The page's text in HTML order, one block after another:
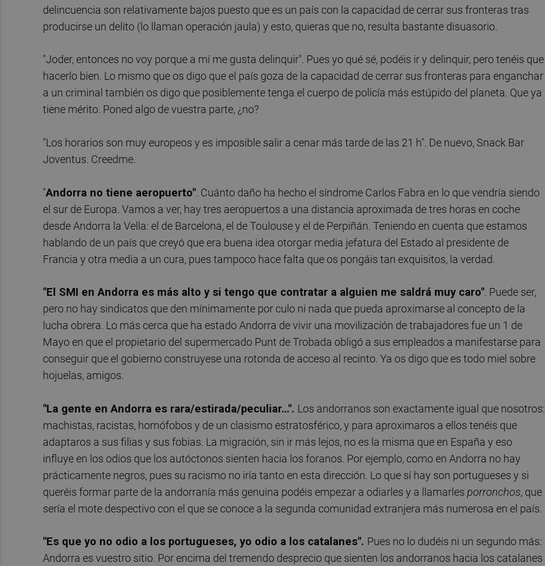
delincuencia son relativamente bajos puesto que es un país con la capacidad de cerrar sus fronteras tras
producirse un delito (lo llaman operación jaula) y esto, quieras que no, resulta bastante disuasorio.
"Joder, entonces no voy porque a mí me gusta delinquir". Pues yo qué sé, podéis ir y delinquir, pero tenéis que
hacerlo bien. Lo mismo que os digo que el país goza de la capacidad de cerrar sus fronteras para enganchar
a un criminal también os digo que posiblemente tenga el cuerpo de policía más estúpido del planeta. Que ya
tiene mérito. Poned algo de vuestra parte, ¿no?
"Los horarios son muy europeos y es imposible salir a cenar más tarde de las 21 h". De nuevo, Snack Bar
Joventus. Creedme.
"Andorra no tiene aeropuerto". Cuánto daño ha hecho el síndrome Carlos Fabra en lo que vendría siendo
el sur de Europa. Vamos a ver, hay tres aeropuertos a una distancia aproximada de tres horas en coche
desde Andorra la Vella: el de Barcelona, el de Toulouse y el de Perpiñán. Teniendo en cuenta que estamos
hablando de un país que creyó que era buena idea otorgar media jefatura del Estado al presidente de
Francia y otra media a un cura, pues tampoco hace falta que os pongáis tan exquisitos, la verdad.
"El SMI en Andorra es más alto y si tengo que contratar a alguien me saldrá muy caro". Puede ser,
pero no hay sindicatos que den mínimamente por culo ni nada que pueda aproximarse al concepto de la
lucha obrera. Lo más cerca que ha estado Andorra de vivir una movilización de trabajadores fue un 1 de
Mayo en que el propietario del supermercado Punt de Trobada obligó a sus empleados a manifestarse para
conseguir que el gobierno construyese una rotonda de acceso al recinto. Ya os digo que es todo miel sobre
hojuelas, amigos.
"La gente en Andorra es rara/estirada/peculiar…". Los andorranos son exactamente igual que nosotros:
machistas, racistas, homófobos y de un clasismo estratosférico, y para aproximaros a ellos tenéis que
adaptaros a sus filias y sus fobias. La migración, sin ir más lejos, no es la misma que en España y eso
influye en los odios que los autóctonos sienten hacia los foranos. Por ejemplo, como en Andorra no hay
prácticamente negros, pues su racismo no iría tanto en esta dirección. Lo que sí hay son portugueses y si
queréis formar parte de la andorranía más genuina podéis empezar a odiarles y a llamarles porronchos, que
sería el mote despectivo con el que se conoce a la segunda comunidad extranjera más numerosa en el país.
"Es que yo no odio a los portugueses, yo odio a los catalanes". Pues no lo dudéis ni un segundo más:
Andorra es vuestro sitio. Por encima del tremendo desprecio que sienten los andorranos hacia los catalanes